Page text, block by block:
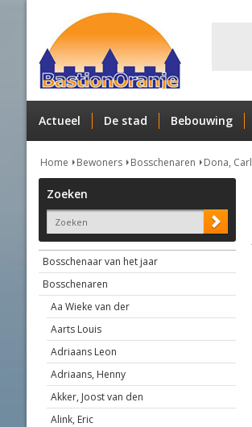
Actueel De stad Bebouwing
Home Bewoners Bosschenaren Dona, Carl
Zoeken
Bosschenaar van het jaar
Bosschenaren
Aa Wieke van der
Aarts Louis
Adriaans Leon
Adriaans, Henny
Akker, Joost van den
Alink, Eric